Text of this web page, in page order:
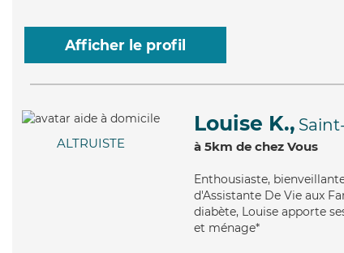
Afficher le profil
ALTRUISTE
Louise K.,
à 5km de chez Vous
Enthousiaste,
d'Assistante De Vie aux
diabète, Louise apporte
et ménage*